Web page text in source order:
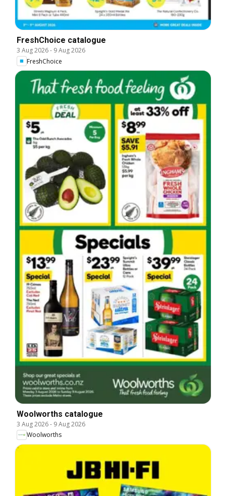
FreshChoice catalogue
3 Aug 2026- 9 Aug 2026
FreshChoice
Woolworths catalogue
3 Aug 2026- 9 Aug 2026
Woolworths